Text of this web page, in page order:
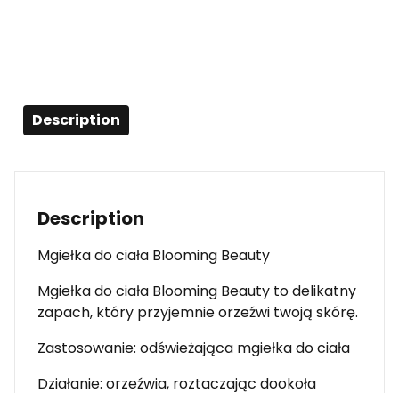
Description
Description
Mgiełka do ciała Blooming Beauty
Mgiełka do ciała Blooming Beauty to delikatny
zapach, który przyjemnie orzeźwi twoją skórę.
Zastosowanie: odświeżająca mgiełka do ciała
Działanie: orzeźwia, roztaczając dookoła